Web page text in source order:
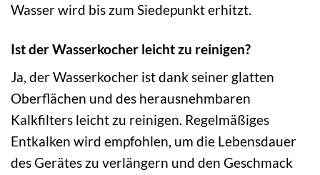
Wasser wird bis zum Siedepunkt erhitzt.
Ist der Wasserkocher leicht zu reinigen?
Ja, der Wasserkocher ist dank seiner glatten
Oberflächen und des herausnehmbaren
Kalkfilters leicht zu reinigen. Regelmäßiges
Entkalken wird empfohlen, um die Lebensdauer
des Gerätes zu verlängern und den Geschmack